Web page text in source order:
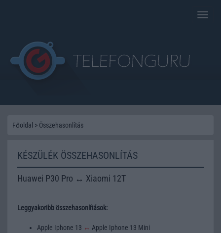
Toggle
Főoldal > Összehasonlítás
KÉSZÜLÉK ÖSSZEHASONLÍTÁS
Huawei P30 Pro ↔ Xiaomi 12T
Leggyakoribb összehasonlítások:
Apple Iphone 13 ↔ Apple Iphone 13 Mini